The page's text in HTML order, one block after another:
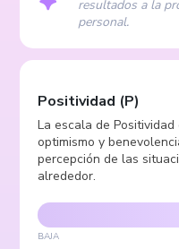
resultados a la
personal.
Positividad (P)
La escala de
optimismo y
percepción de las
alrededor.
BAJA